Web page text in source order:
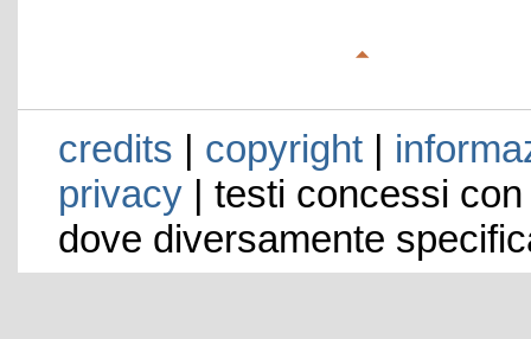
credits | copyright|
privacy| testi concessi
dove diversamente